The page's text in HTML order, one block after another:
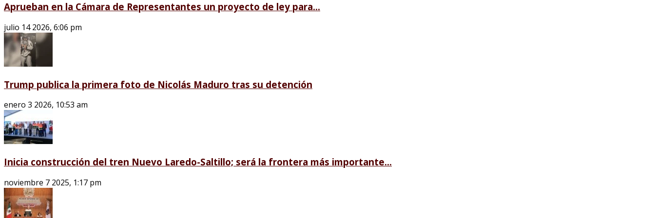
Aprueban en la Cámara de Representantes un proyecto de ley para...
julio 14 2026, 6:06 pm
Trump publica la primera foto de Nicolás Maduro tras su detención
enero 3 2026, 10:53 am
Inicia construcción del tren Nuevo Laredo-Saltillo; será la frontera más importante...
noviembre 7 2025, 1:17 pm